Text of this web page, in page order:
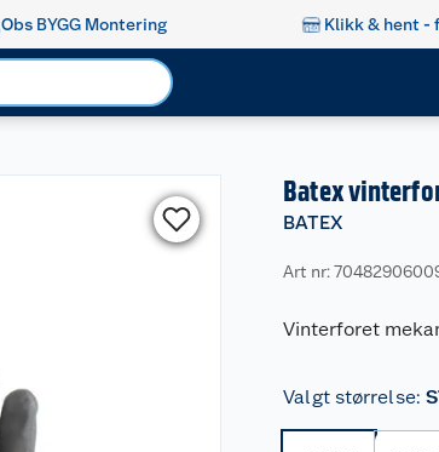
Obs BYGG Montering Klikk & hent -
Batex
BATEX
Art nr:
Vinterforet
Valgt størrelse: